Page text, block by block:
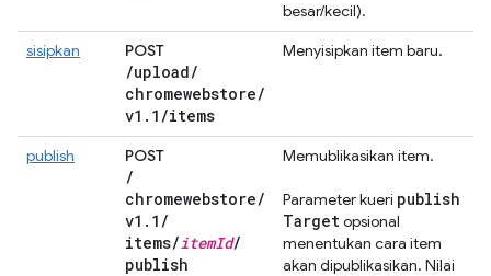
besar/kecil).
sisipkan
POST
/upload/
chromewebstore/
v1 . 1 /items
Menyisipkan item baru.
publish POST
/
chromewebstore/
v1 . 1 /
items/itemId/
publish
Memublikasikan item.
Parameter kueri publish
Targetopsional
menentukan cara item
akan dipublikasikan. Nilai